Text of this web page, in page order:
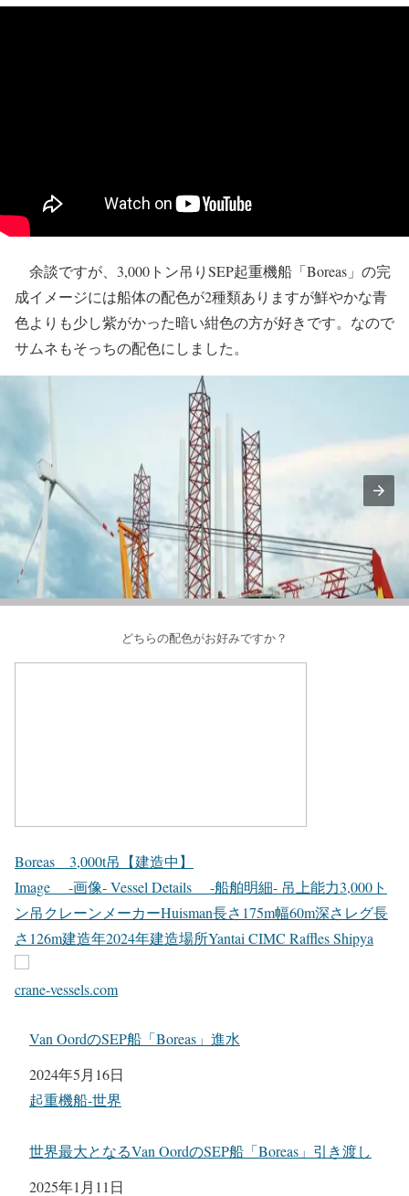
余談ですが、3,000トン吊りSEP起重機船「Boreas」の完
成イメージには船体の配色が2種類ありますが鮮やかな青
色よりも少し紫がかった暗い紺色の方が好きです。なので
サムネもそっちの配色にしました。
どちらの配色がお好みですか？
Boreas 3,000t吊【建造中】
Image -画像- Vessel Details -船舶明細- 吊上能力3,000ト
ン吊クレーンメーカーHuisman長さ175m幅60m深さレグ長
さ126m建造年2024年建造場所Yantai CIMC Raffles Shipya
crane-vessels.com
Van OordのSEP船「Boreas」進水
日付
2024年5月16日
関連理由
起重機船-世界
世界最大となるVan OordのSEP船「Boreas」引き渡し
日付
2025年1月11日